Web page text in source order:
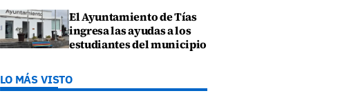
El Ayuntamiento de Tías
ingresa las ayudas a los
estudiantes del municipio
LO MÁS VISTO